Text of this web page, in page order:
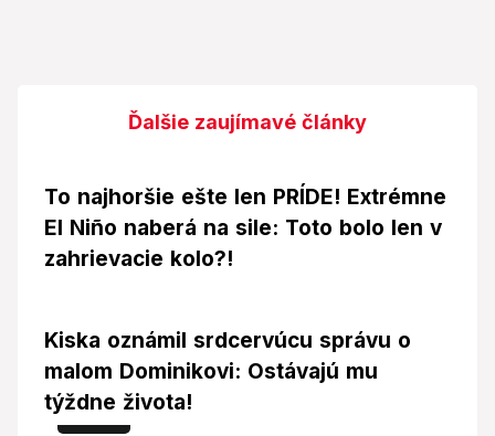
Ďalšie zaujímavé články
To najhoršie ešte len PRÍDE! Extrémne
El Niño naberá na sile: Toto bolo len v
zahrievacie kolo?!
Kiska oznámil srdcervúcu správu o
malom Dominikovi: Ostávajú mu
týždne života!
Foto